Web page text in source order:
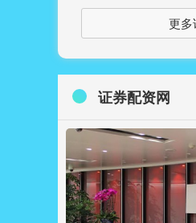
更多
证券配资网